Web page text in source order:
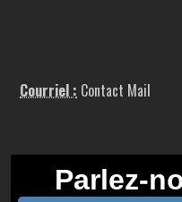
Courriel : Contact Mail